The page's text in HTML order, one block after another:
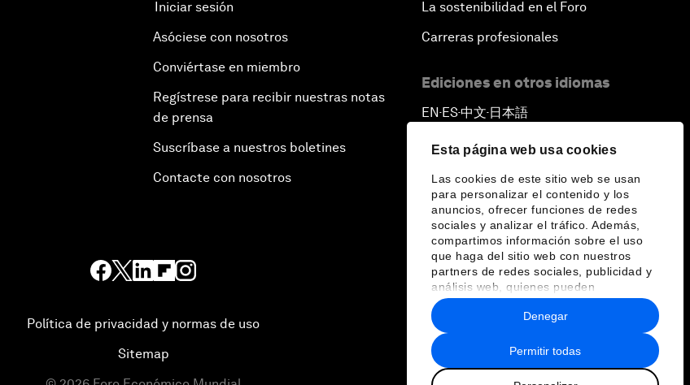
Esta página web usa cookies
Las cookies de este sitio web se usan
para personalizar el contenido y los
anuncios, ofrecer funciones de redes
sociales y analizar el tráfico. Además,
compartimos información sobre el uso
que haga del sitio web con nuestros
partners de redes sociales, publicidad y
análisis web, quienes pueden
combinarla con otra información que les
haya proporcionado o que hayan
recopilado a partir del uso que haya
hecho de sus servicios.
Permitir todas
Denegar
Iniciar sesión
Asóciese con nosotros
Conviértase en miembro
Regístrese para recibir nuestras notas
de prensa
Suscríbase a nuestros boletines
Contacte con nosotros
La sostenibilidad en el Foro
Carreras profesionales
Ediciones en otros idiomas
EN ▪ES▪中文▪ 日本語
Política de privacidad y normas de uso
Sitemap